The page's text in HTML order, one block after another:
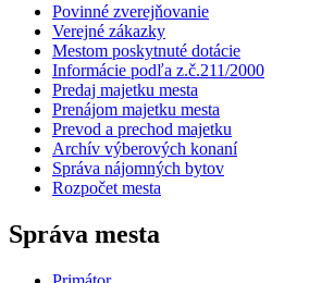
Povinné zverejňovanie
Verejné zákazky
Mestom poskytnuté dotácie
Informácie podľa z.č.211/2000
Predaj majetku mesta
Prenájom majetku mesta
Prevod a prechod majetku
Archív výberových konaní
Správa nájomných bytov
Rozpočet mesta
Správa mesta